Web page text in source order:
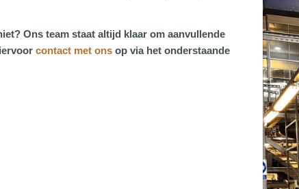
Ons team staat altijd klaar om aanvullende
contact met ons op via het onderstaande